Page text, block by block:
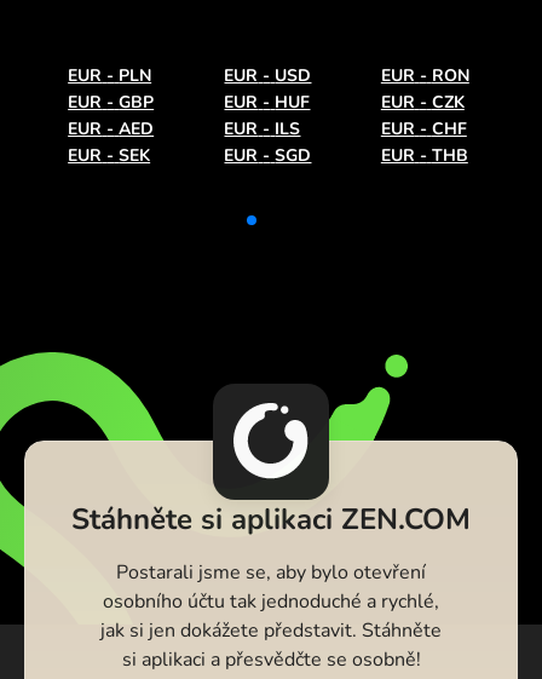
EUR - PLN EUR - USD EUR - RON
EUR - GBP EUR - HUF EUR - CZK
EUR - AED EUR - ILS EUR - CHF
EUR - SEK EUR - SGD EUR - THB
Stáhněte si aplikaci ZEN.COM
Postarali jsme se, aby bylo otevření
osobního účtu tak jednoduché a rychlé,
jak si jen dokážete představit. Stáhněte
si aplikaci a přesvědčte se osobně!